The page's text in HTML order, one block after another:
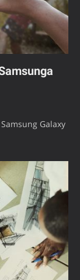
Galaxy